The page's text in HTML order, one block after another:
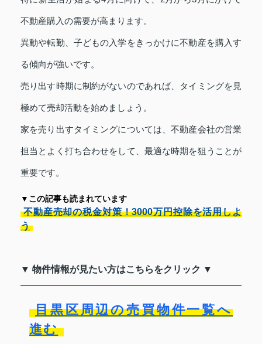
不動産購入の需要が高まります。
異動や転勤、子どもの入学をきっかけに不動産を購入す
る傾向が強いです。
売り出す時期に制約がないのであれば、タイミングを見
極めて売却活動を始めましょう。
家を売り出すタイミングについては、不動産会社の営業
担当とよく打ち合わせをして、最適な時期を狙うことが
重要です。
▼この記事も読まれています
不動産売却の税金対策！3000万円控除を活用しよ
う
▼ 物件情報が見たい方はこちらをクリック ▼
目黒区周辺の売買物件一覧へ
進む